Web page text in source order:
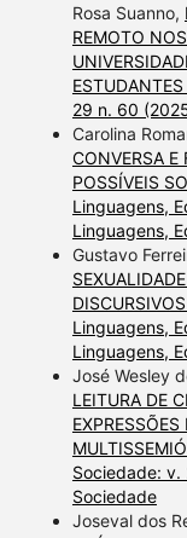
Rosa Suanno,
REMOTO
ESTUDANTES
29 n. 60
Carolina
CONVERSA E
POSSÍVEIS
Linguagens,
Linguagens,
Gustavo
Linguagens,
Linguagens,
José Wesley
LEITURA DE
Sociedade: v.
Sociedade
Joseval dos